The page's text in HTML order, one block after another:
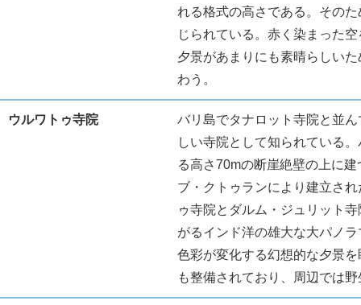
れる格式の高さである。その
じられている。赤く染まった
夕景があまりにも素晴らしい
わう。
ウルワトゥ寺院
バリ島でタナロット寺院と並
しい寺院として知られている
る高さ70mの断崖絶壁の上に
ブ・クトゥランにより建立さ
ゥ寺院とダルム・ジュリット
がるインド洋の雄大な大パノ
色彩が変化する幻想的な夕景
も整備されており、周辺では